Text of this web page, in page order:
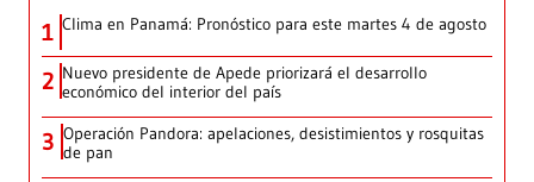
1 Clima en Panamá: Pronóstico para este martes 4 de agosto
2 Nuevo presidente de Apede priorizará el desarrollo
económico del interior del país
3 Operación Pandora: apelaciones, desistimientos y rosquitas
de pan